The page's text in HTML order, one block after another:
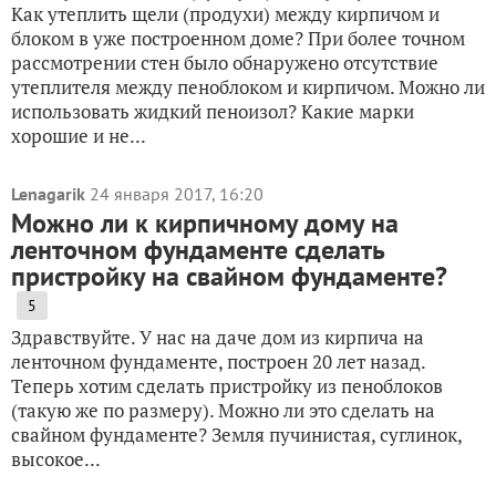
Как утеплить щели (продухи) между кирпичом и
блоком в уже построенном доме? При более точном
рассмотрении стен было обнаружено отсутствие
утеплителя между пеноблоком и кирпичом. Можно ли
использовать жидкий пеноизол? Какие марки
хорошие и не...
Lenagarik 24 января 2017, 16:20
Можно ли к кирпичному дому на
ленточном фундаменте сделать
пристройку на свайном фундаменте?
5
Здравствуйте. У нас на даче дом из кирпича на
ленточном фундаменте, построен 20 лет назад.
Теперь хотим сделать пристройку из пеноблоков
(такую же по размеру). Можно ли это сделать на
свайном фундаменте? Земля пучинистая, суглинок,
высокое...